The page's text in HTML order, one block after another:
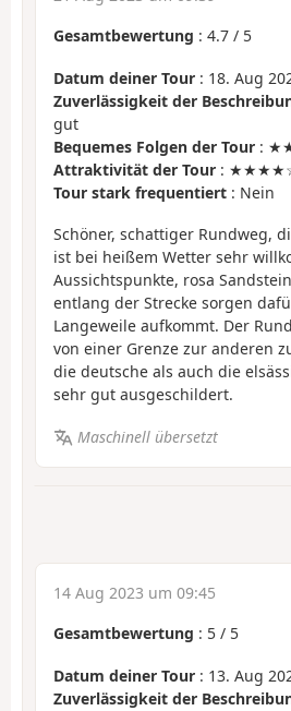
Gesamtbewertung : 4.7 / 5
Datum deiner Tour : 18. Aug
Zuverlässigkeit der
gut
Bequemes Folgen der Tour :
Attraktivität der Tour :
Tour stark frequentiert : Nein
Schöner, schattiger Rundweg,
ist bei heißem Wetter sehr
Aussichtspunkte, rosa
entlang der Strecke sorgen
Langeweile aufkommt. Der
von einer Grenze zur anderen
die deutsche als auch die
sehr gut ausgeschildert.
Maschinell übersetzt
14 Aug 2023 um 09:45
Gesamtbewertung : 5 / 5
Datum deiner Tour : 13. Aug
Zuverlässigkeit der